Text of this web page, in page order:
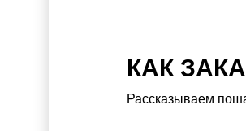
КАК
Рассказываем